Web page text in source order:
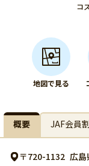
コ
地図で見る
概要 JAF会員
〒720-1132 広島